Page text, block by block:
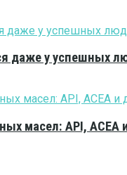
даже у успешных
масел: API, ACEA